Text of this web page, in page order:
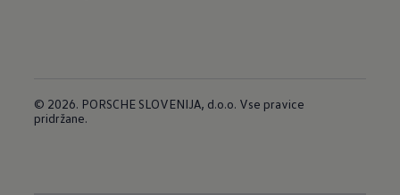
© 2026. PORSCHE SLOVENIJA, d.o.o. Vse pravice
pridržane.